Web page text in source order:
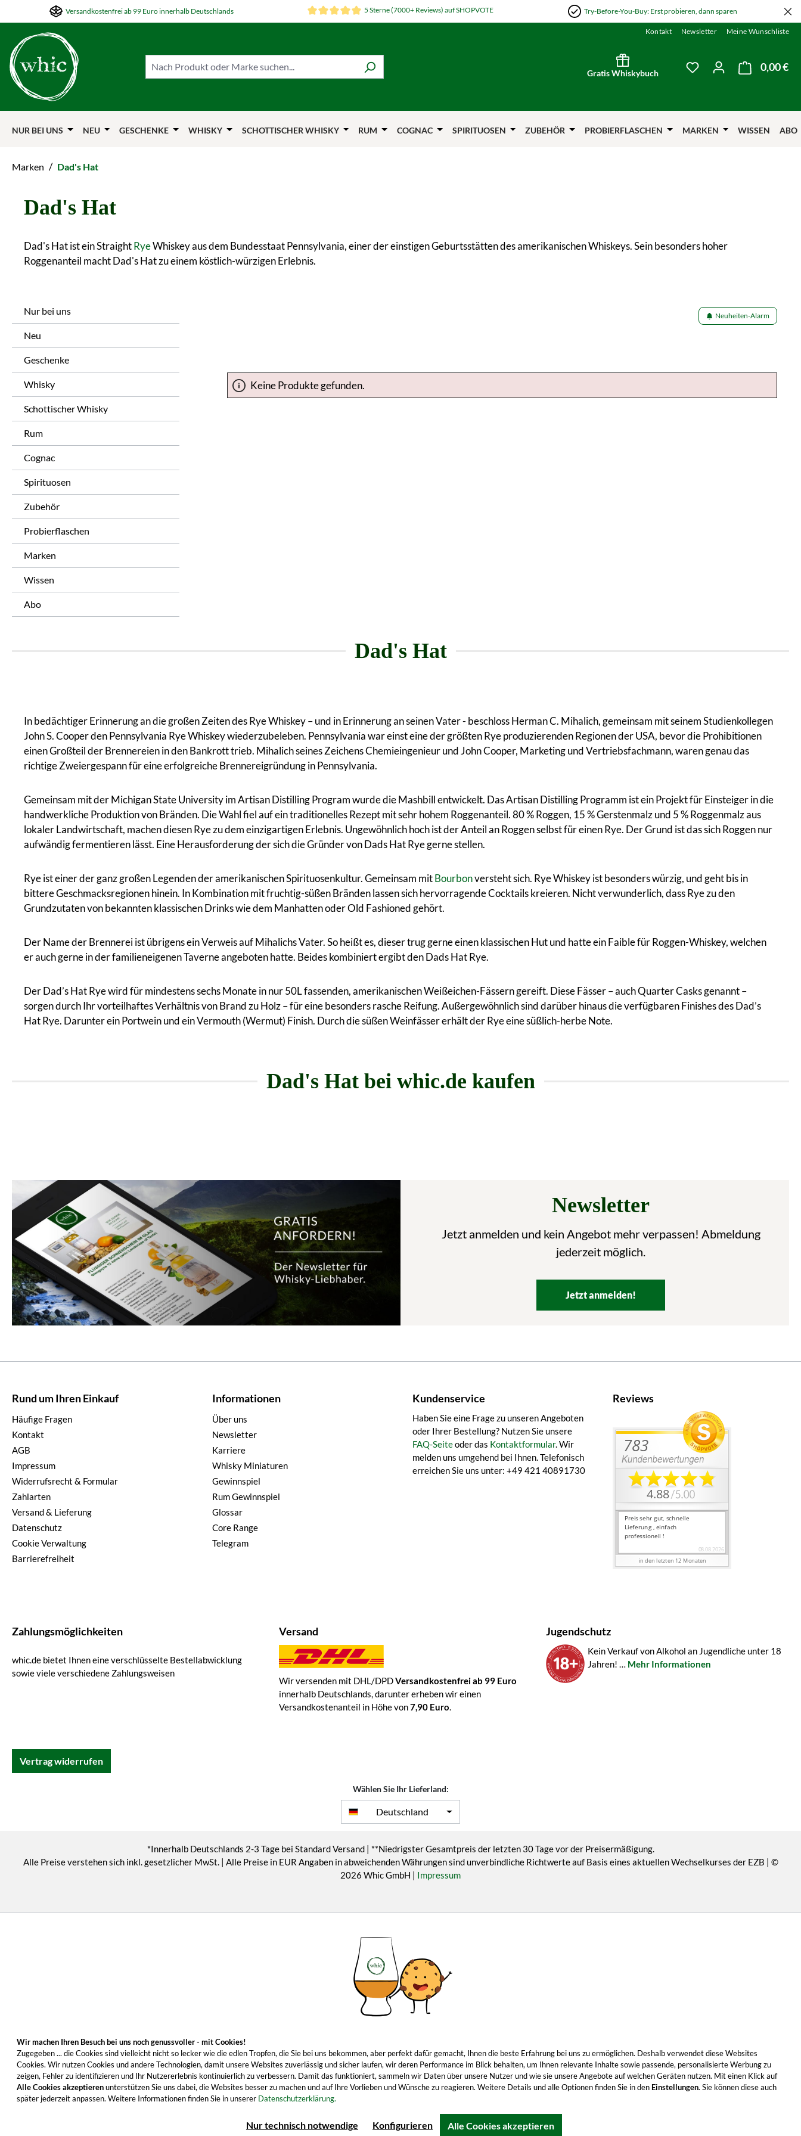
Hauptinhalt springen
Zur Suche springen
Zur Hauptnavigation springen
Versandkostenfrei ab 99 Euro innerhalb Deutschlands 5 Sterne (7000+ Reviews) auf SHOPVOTE Try-Before-You-Buy: Erst probieren, dann sparen
Kontakt Newsletter Meine Wunschliste
Gratis Whiskybuch
Du hast 0 Produkte
0,00 €
NUR BEI UNS NEU GESCHENKE WHISKY SCHOTTISCHER WHISKY RUM COGNAC SPIRITUOSEN ZUBEHÖR PROBIERFLASCHEN MARKEN WISSEN ABO
Marken / Dad's Hat
Dad's Hat
Dad's Hat ist ein StraightRyeWhiskey aus dem Bundesstaat Pennsylvania, einer der einstigen Geburtsstätten des amerikanischen Whiskeys. Sein besonders hoher
Roggenanteil macht Dad's Hat zu einem köstlich-würzigen Erlebnis.
Nur bei uns
Neu
Geschenke
Whisky
Schottischer Whisky
Rum
Cognac
Spirituosen
Zubehör
Probierflaschen
Marken
Wissen
Abo
Neuheiten-Alarm
Keine Produkte gefunden.
Dad's Hat
In bedächtiger Erinnerung an die großen Zeiten des Rye Whiskey – und in Erinnerung an seinen Vater - beschloss Herman C. Mihalich, gemeinsam mit seinem Studienkollegen
John S. Cooper den Pennsylvania Rye Whiskey wiederzubeleben. Pennsylvania war einst eine der größten Rye produzierenden Regionen der USA, bevor die Prohibitionen
einen Großteil der Brennereien in den Bankrott trieb. Mihalich seines Zeichens Chemieingenieur und John Cooper, Marketing und Vertriebsfachmann, waren genau das
richtige Zweiergespann für eine erfolgreiche Brennereigründung in Pennsylvania.
Gemeinsam mit der Michigan State University im Artisan Distilling Program wurde die Mashbill entwickelt. Das Artisan Distilling Programm ist ein Projekt für Einsteiger in die
handwerkliche Produktion von Bränden. Die Wahl fiel auf ein traditionelles Rezept mit sehr hohem Roggenanteil. 80 % Roggen, 15 % Gerstenmalz und 5 % Roggenmalz aus
lokaler Landwirtschaft, machen diesen Rye zu dem einzigartigen Erlebnis. Ungewöhnlich hoch ist der Anteil an Roggen selbst für einen Rye. Der Grund ist das sich Roggen nur
aufwändig fermentieren lässt. Eine Herausforderung der sich die Gründer von Dads Hat Rye gerne stellen.
Rye ist einer der ganz großen Legenden der amerikanischen Spirituosenkultur. Gemeinsam mitBourbonversteht sich. Rye Whiskey ist besonders würzig, und geht bis in
bittere Geschmacksregionen hinein. In Kombination mit fruchtig-süßen Bränden lassen sich hervorragende Cocktails kreieren. Nicht verwunderlich, dass Rye zu den
Grundzutaten von bekannten klassischen Drinks wie dem Manhatten oder Old Fashioned gehört.
Der Name der Brennerei ist übrigens ein Verweis auf Mihalichs Vater. So heißt es, dieser trug gerne einen klassischen Hut und hatte ein Faible für Roggen-Whiskey, welchen
er auch gerne in der familieneigenen Taverne angeboten hatte. Beides kombiniert ergibt den Dads Hat Rye.
Der Dad’s Hat Rye wird für mindestens sechs Monate in nur 50L fassenden, amerikanischen Weißeichen-Fässern gereift. Diese Fässer – auch Quarter Casks genannt –
sorgen durch Ihr vorteilhaftes Verhältnis von Brand zu Holz – für eine besonders rasche Reifung. Außergewöhnlich sind darüber hinaus die verfügbaren Finishes des Dad’s
Hat Rye. Darunter ein Portwein und ein Vermouth (Wermut) Finish. Durch die süßen Weinfässer erhält der Rye eine süßlich-herbe Note.
Dad's Hat bei whic.de kaufen
Newsletter
Jetzt anmelden und kein Angebot mehr verpassen! Abmeldung
jederzeit möglich.
Jetzt anmelden!
Rund um Ihren Einkauf
Häufige Fragen
Kontakt
AGB
Impressum
Widerrufsrecht & Formular
Zahlarten
Versand & Lieferung
Datenschutz
Cookie Verwaltung
Barrierefreiheit
Informationen
Über uns
Newsletter
Karriere
Whisky Miniaturen
Gewinnspiel
Rum Gewinnspiel
Glossar
Core Range
Telegram
Kundenservice
Haben Sie eine Frage zu unseren Angeboten
oder Ihrer Bestellung? Nutzen Sie unsere
FAQ-Seiteoder das Kontaktformular. Wir
melden uns umgehend bei Ihnen. Telefonisch
erreichen Sie uns unter: +49 421 40891730
Reviews
Zahlungsmöglichkeiten
whic.de bietet Ihnen eine verschlüsselte Bestellabwicklung
sowie viele verschiedene Zahlungsweisen
Versand
Wir versenden mit DHL/DPDVersandkostenfrei ab 99 Euro
innerhalb Deutschlands, darunter erheben wir einen
Versandkostenanteil in Höhe von7,90 Euro.
Jugendschutz
Kein Verkauf von Alkohol an Jugendliche unter 18
Jahren! … Mehr Informationen
Vertrag widerrufen
Wählen Sie Ihr Lieferland:
Deutschland
*Innerhalb Deutschlands 2-3 Tage bei Standard Versand | **Niedrigster Gesamtpreis der letzten 30 Tage vor der Preisermäßigung.
Alle Preise verstehen sich inkl. gesetzlicher MwSt. | Alle Preise in EUR Angaben in abweichenden Währungen sind unverbindliche Richtwerte auf Basis eines aktuellen Wechselkurses der EZB | ©
2026 Whic GmbH | Impressum
Wir machen Ihren Besuch bei uns noch genussvoller - mit Cookies!
Zugegeben ... die Cookies sind vielleicht nicht so lecker wie die edlen Tropfen, die Sie bei uns bekommen, aber perfekt dafür gemacht, Ihnen die beste Erfahrung bei uns zu ermöglichen. Deshalb verwendet diese Websites
Cookies. Wir nutzen Cookies und andere Technologien, damit unsere Websites zuverlässig und sicher laufen, wir deren Performance im Blick behalten, um Ihnen relevante Inhalte sowie passende, personalisierte Werbung zu
zeigen, Fehler zu identifizieren und Ihr Nutzererlebnis kontinuierlich zu verbessern. Damit das funktioniert, sammeln wir Daten über unsere Nutzer und wie sie unsere Angebote auf welchen Geräten nutzen. Mit einen Klick auf
Alle Cookies akzeptierenunterstützen Sie uns dabei, die Websites besser zu machen und auf Ihre Vorlieben und Wünsche zu reagieren. Weitere Details und alle Optionen finden Sie in den Einstellungen. Sie können diese auch
später jederzeit anpassen. Weitere Informationen finden Sie in unserer Datenschutzerklärung.
Nur technisch notwendige Konfigurieren Alle Cookies akzeptieren